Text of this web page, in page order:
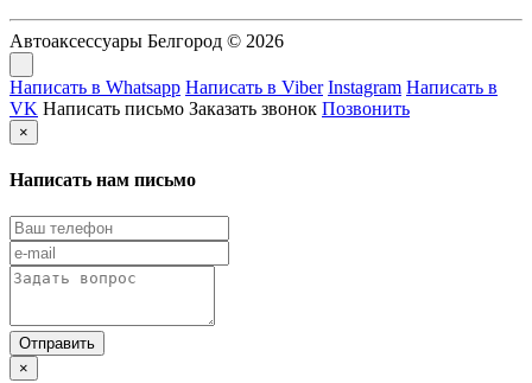
Автоаксессуары Белгород © 2026
Написать в Whatsapp Написать в Viber Instagram Написать в
VK Написать письмо Заказать звонок Позвонить
×
Написать нам письмо
×